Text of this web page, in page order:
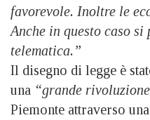
favorevole. Inoltre le
Anche in questo caso
telematica.”
Il disegno di legge è
una “grande
Piemonte attraverso